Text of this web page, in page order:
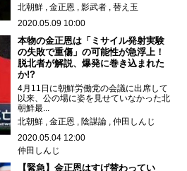
北朝鮮
金正恩 影武者
替え玉
2020.05.09 10:00
本物の金正恩は「ミサイル発射実験
の失敗で重傷」の可能性が急浮上！
脱北者が解説、爆発に巻き込まれた
か!?
4月11日に朝鮮労働党の会議に出席して
以来、公の場に姿を見せていなかった北
朝鮮最...
北朝鮮
金正恩 陰謀論
仲田しんじ
2020.05.04 12:00
仲田しんじ
【緊急】金正恩はすげ替わってい